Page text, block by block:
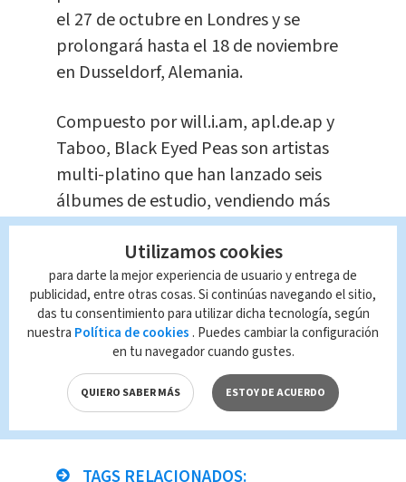
el 27 de octubre en Londres y se
prolongará hasta el 18 de noviembre
en Dusseldorf, Alemania.
Compuesto por will.i.am, apl.de.ap y
Taboo, Black Eyed Peas son artistas
multi-platino que han lanzado seis
álbumes de estudio, vendiendo más
de 30 millones de discos en todo el
mundo. El grupo ha ganado 7 premios
Grammy y tanto en grupo como
individualmente han ayudado a
formar y definir la composición
genética de la música popular.Masters
of the Sunserá el séptimo álbum del
grupo.
Utilizamos cookies
para darte la mejor experiencia de usuario y entrega de
publicidad, entre otras cosas. Si continúas navegando el sitio,
das tu consentimiento para utilizar dicha tecnología, según
nuestra Política de cookies . Puedes cambiar la configuración
en tu navegador cuando gustes.
QUIERO SABER MÁS ESTOY DE ACUERDO